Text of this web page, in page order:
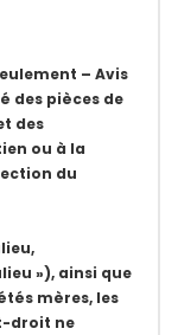
– Avis
des pièces de
des
ou à la
du
»), ainsi que
mères, les
droit ne